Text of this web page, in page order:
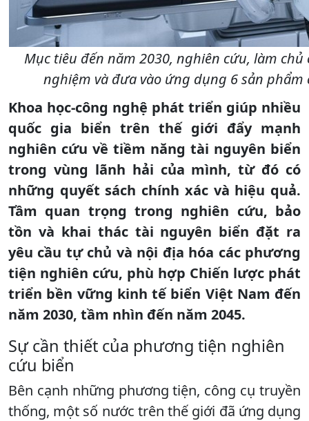
Mục tiêu đến năm 2030, nghiên cứu, làm
nghiệm và đưa vào ứng dụng 6 sản
Khoa học-công nghệ phát triển giúp nhiều
quốc gia biển trên thế giới đẩy mạnh
nghiên cứu về tiềm năng tài nguyên biển
trong vùng lãnh hải của mình, từ đó có
những quyết sách chính xác và hiệu quả.
Tầm quan trọng trong nghiên cứu, bảo
tồn và khai thác tài nguyên biển đặt ra
yêu cầu tự chủ và nội địa hóa các phương
tiện nghiên cứu, phù hợp Chiến lược phát
triển bền vững kinh tế biển Việt Nam đến
năm 2030, tầm nhìn đến năm 2045.
Sự cần thiết của phương tiện nghiên
cứu biển
Bên cạnh những phương tiện, công cụ truyền
thống, một số nước trên thế giới đã ứng dụng